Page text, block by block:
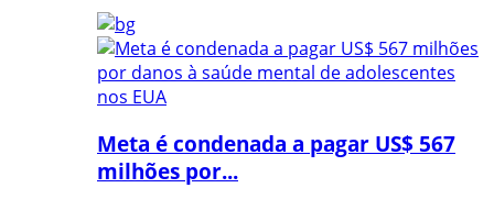
Meta é condenada a pagar US$ 567
milhões por...